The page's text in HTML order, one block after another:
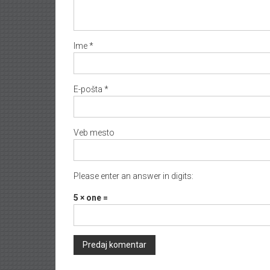
Ime*
E-pošta *
Veb mesto
Please enter an answer in digits:
5 × one =